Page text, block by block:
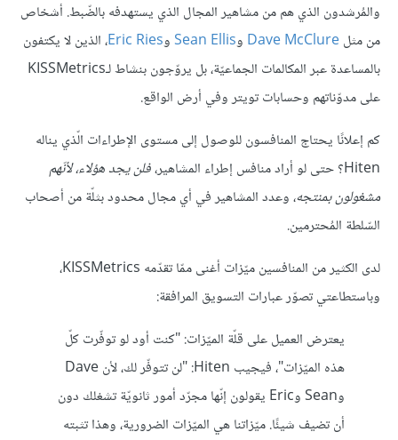
والمُرشدون الذي هم من مشاهير المجال الذي يستهدفه بالضّبط. أشخاص
من مثلDave McClure وSean EllisوEric Ries، الذين لا يكتفون
بالمساعدة عبر المكالمات الجماعيّة، بل يروّجون بنشاط لـKISSMetrics
على مدوّناتهم وحسابات تويتر وفي أرض الواقع.
كم إعلانًا يحتاج المنافسون للوصول إلى مستوى الإطراءات الّذي يناله
Hiten؟ حتى لو أراد منافس إطراء المشاهير،
فلن يجد هؤلاء، لأنّهم
مشغولون بمنتجه، وعدد المشاهير في أي مجال محدود بثلّة من أصحاب
السّلطة المُحترمين.
لدى الكثير من المنافسين ميّزات أغنى ممّا تقدّمه KISSMetrics،
وباستطاعتي تصوّر عبارات التسويق المرافقة:
يعترض العميل على قلّة الميّزات: "كنت أود لو توفّرت كلّ
هذه الميّزات"، فيجيب Hiten: "لن تتوفّر لك، لأن Dave
وSean وEric يقولون إنّها مجرّد أمور ثانويّة تشغلك دون
أن تضيف شيئًا. ميّزاتنا هي الميّزات الضرورية، وهذا تثبته